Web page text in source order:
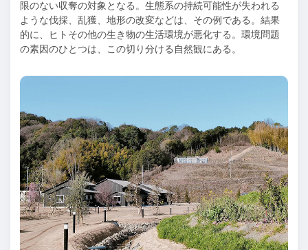
限のない収奪の対象となる。生態系の持続可能性が失われる
ような伐採、乱獲、地形の改変などは、その例である。結果
的に、ヒトその他の生き物の生活環境が悪化する。環境問題
の素因のひとつは、この切り分ける自然観にある。